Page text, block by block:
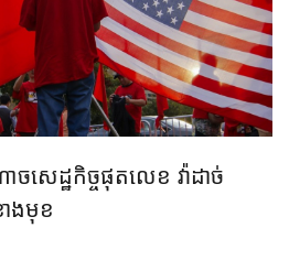
សេដ្ឋកិច្ច​ផុតលេខ វ៉ាដាច់
ាងមុខ​